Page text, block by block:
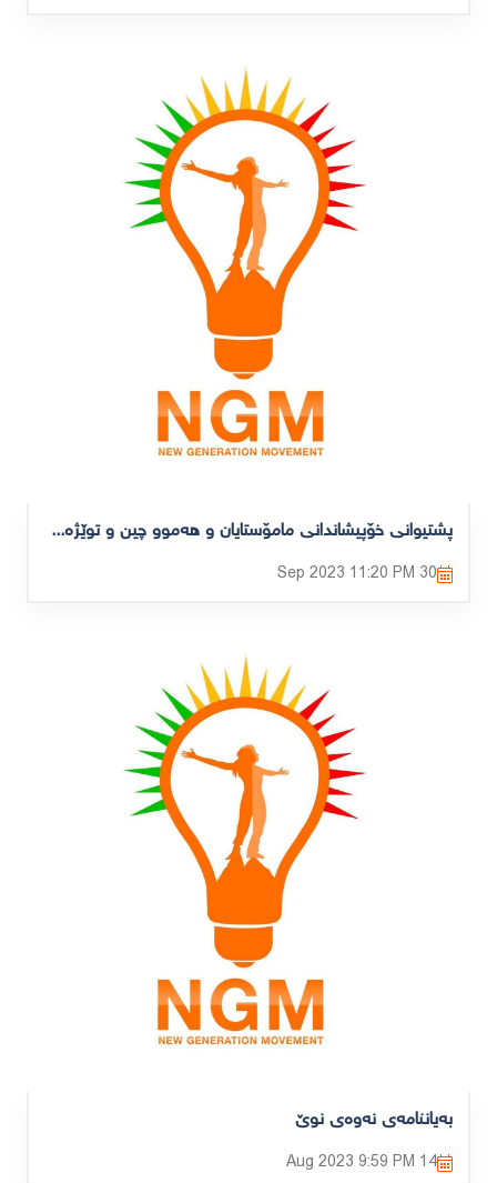
پشتیوانی خۆپیشاندانی مامۆستایان و هەموو چین و توێژەکانیتر دەکەین بۆ داواکردنی مافە ڕەوا و سەرەتاییەکانی خۆیان
30 Sep 2023
11:20 PM
بەیاننامەی نەوەی نوێ
14 Aug 2023
9:59 PM